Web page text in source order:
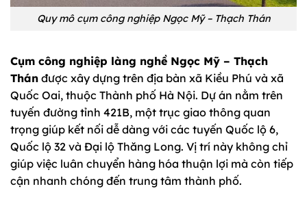
Quy mô cụm công nghiệp Ngọc Mỹ – Thạch Thán
Cụm công nghiệp làng nghề Ngọc Mỹ – Thạch
Thán được xây dựng trên địa bàn xã Kiều Phú và xã
Quốc Oai, thuộc Thành phố Hà Nội. Dự án nằm trên
tuyến đường tỉnh 421B, một trục giao thông quan
trọng giúp kết nối dễ dàng với các tuyến Quốc lộ 6,
Quốc lộ 32 và Đại lộ Thăng Long. Vị trí này không chỉ
giúp việc luân chuyển hàng hóa thuận lợi mà còn tiếp
cận nhanh chóng đến trung tâm thành phố.